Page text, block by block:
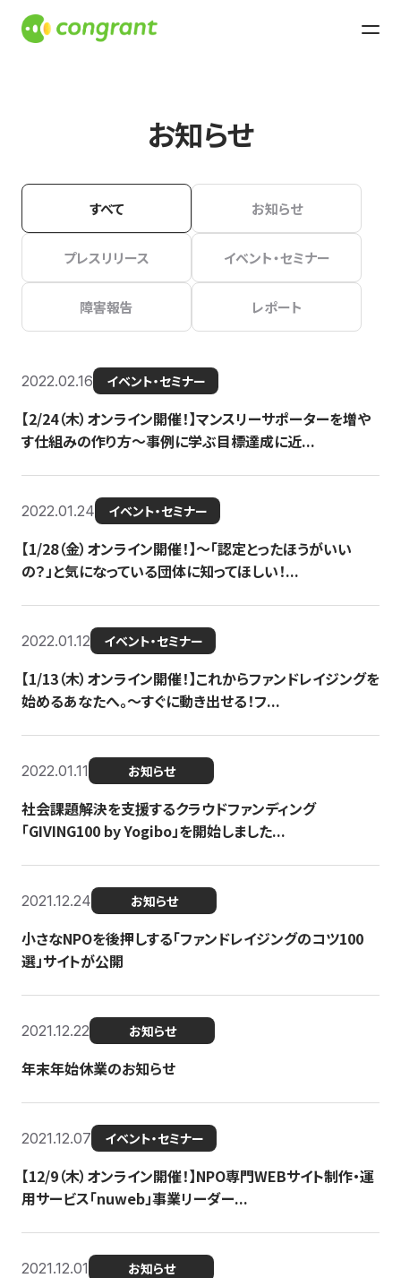
お知らせ
すべて お知らせ
プレスリリース イベント・セミナー
障害報告 レポート
2022.02.16 イベント・セミナー
【2/24（木）オンライン開催！】マンスリーサポーターを増や
す仕組みの作り方〜事例に学ぶ目標達成に近...
2022.01.24 イベント・セミナー
【1/28（金）オンライン開催！】〜「認定とったほうがいい
の？」と気になっている団体に知ってほしい！...
2022.01.12 イベント・セミナー
【1/13（木）オンライン開催！】これからファンドレイジングを
始めるあなたへ。〜すぐに動き出せる！フ...
2022.01.11 お知らせ
社会課題解決を支援するクラウドファンディング
「GIVING100 by Yogibo」を開始しました...
2021.12.24 お知らせ
小さなNPOを後押しする「ファンドレイジングのコツ100
選」サイトが公開
2021.12.22 お知らせ
年末年始休業のお知らせ
2021.12.07 イベント・セミナー
【12/9（木）オンライン開催！】NPO専門WEBサイト制作・運
用サービス「nuweb」事業リーダー...
2021.12.01 お知らせ